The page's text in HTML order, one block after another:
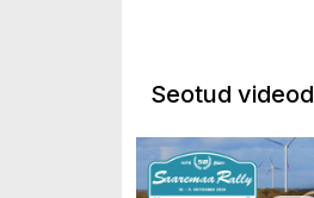
Seotud videod